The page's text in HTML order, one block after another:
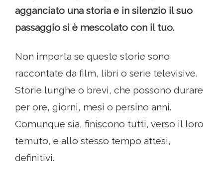
agganciato una storia e in silenzio il suo
passaggio si è mescolato con il tuo.
Non importa se queste storie sono
raccontate da film, libri o serie televisive.
Storie lunghe o brevi, che possono durare
per ore, giorni, mesi o persino anni.
Comunque sia, finiscono tutti, verso il loro
temuto, e allo stesso tempo attesi,
definitivi.